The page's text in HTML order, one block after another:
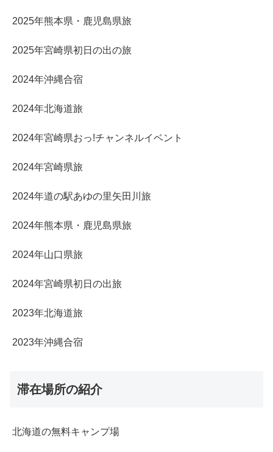
2025年熊本県・鹿児島県旅
2025年宮崎県初日の出の旅
2024年沖縄合宿
2024年北海道旅
2024年宮崎県おっ!チャンネルイベント
2024年宮崎県旅
2024年道の駅あゆの里矢田川旅
2024年熊本県・鹿児島県旅
2024年山口県旅
2024年宮崎県初日の出旅
2023年北海道旅
2023年沖縄合宿
滞在場所の紹介
北海道の無料キャンプ場